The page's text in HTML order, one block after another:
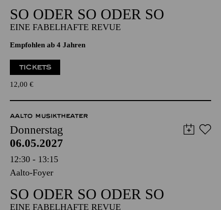
11:00 - 11:45
Aalto-Foyer
SO ODER SO ODER SO
EINE FABELHAFTE REVUE
Empfohlen ab 4 Jahren
12,00€
AALTO MUSIKTHEATER
Donnerstag
06.05.2027
12:30 - 13:15
Aalto-Foyer